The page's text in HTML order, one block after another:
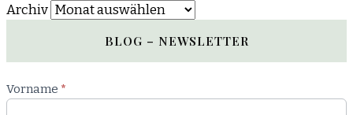
Archiv
BLOG – NEWSLETTER
Newsletter
Blog
Vorname *